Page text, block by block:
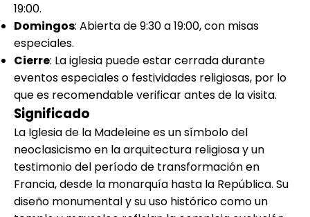
19:00.
Domingos: Abierta de 9:30 a 19:00, con misas
especiales.
Cierre: La iglesia puede estar cerrada durante
eventos especiales o festividades religiosas, por lo
que es recomendable verificar antes de la visita.
Significado
La Iglesia de la Madeleine es un símbolo del
neoclasicismo en la arquitectura religiosa y un
testimonio del período de transformación en
Francia, desde la monarquía hasta la República. Su
diseño monumental y su uso histórico como un